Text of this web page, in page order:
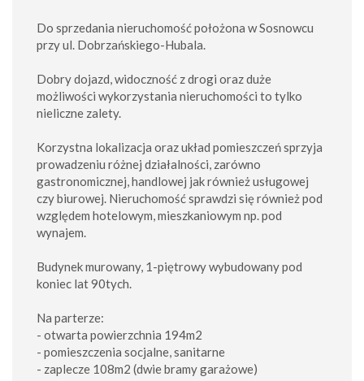
Do sprzedania nieruchomość położona w Sosnowcu
przy ul. Dobrzańskiego-Hubala.
Dobry dojazd, widoczność z drogi oraz duże
możliwości wykorzystania nieruchomości to tylko
nieliczne zalety.
Korzystna lokalizacja oraz układ pomieszczeń sprzyja
prowadzeniu różnej działalności, zarówno
gastronomicznej, handlowej jak również usługowej
czy biurowej. Nieruchomość sprawdzi się również pod
względem hotelowym, mieszkaniowym np. pod
wynajem.
Budynek murowany, 1-piętrowy wybudowany pod
koniec lat 90tych.
Na parterze:
- otwarta powierzchnia 194m2
- pomieszczenia socjalne, sanitarne
- zaplecze 108m2 (dwie bramy garażowe)